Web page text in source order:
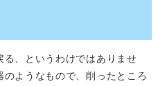
、というわけではありませ
ようなもので、削ったところ